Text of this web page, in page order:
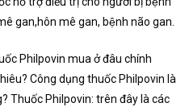
gan,hôn mê gan, bệnh não gan.
Philpovin mua ở đâu chính
Công dụng thuốc Philpovin là
Thuốc Philpovin: trên đây là các